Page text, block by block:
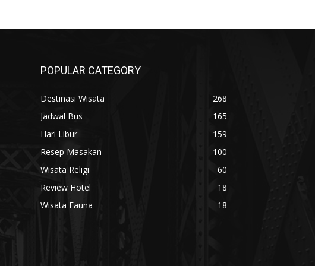
POPULAR CATEGORY
Destinasi Wisata
268
Jadwal Bus
165
Hari Libur
159
Resep Masakan
100
Wisata Religi
60
Review Hotel
18
Wisata Fauna
18